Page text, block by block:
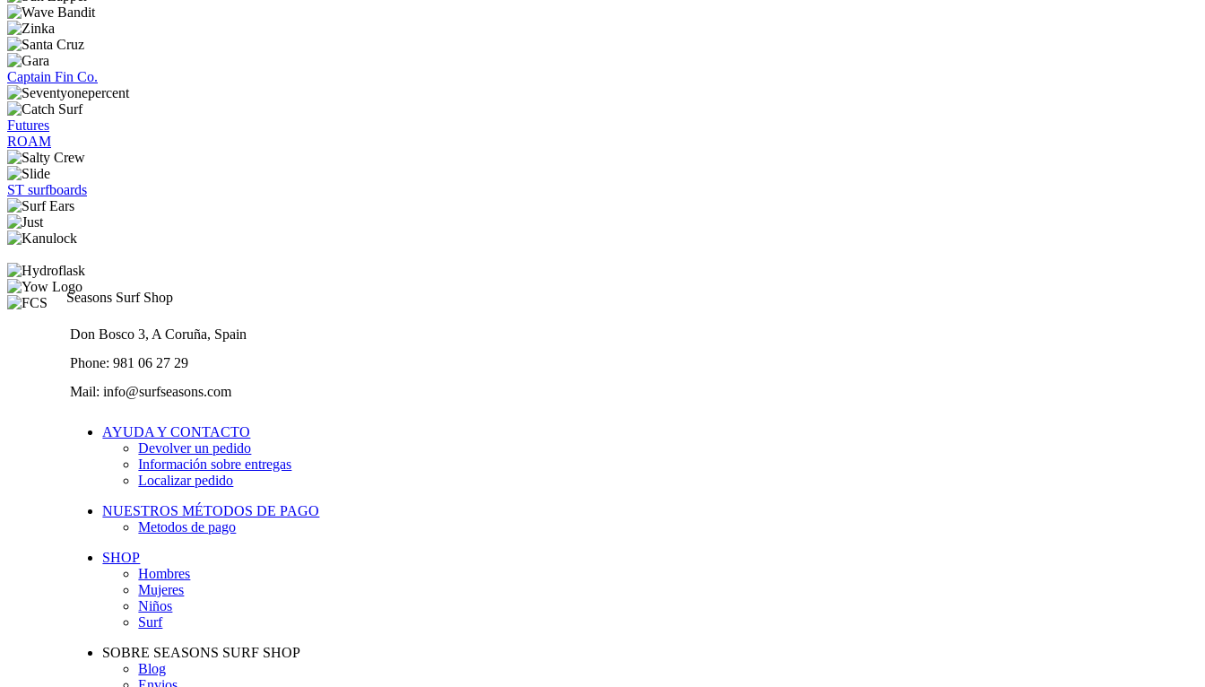
era:
43.00 €.
Captain Fin Co.
Futures
ROAM
ST surfboards
Seasons Surf Shop
Don Bosco 3, A Coruña, Spain
Phone: 981 06 27 29
Mail: info@surfseasons.com
AYUDA Y CONTACTO
Devolver un pedido
Información sobre entregas
Localizar pedido
NUESTROS MÉTODOS DE PAGO
Metodos de pago
SHOP
Hombres
Mujeres
Niños
Surf
SOBRE SEASONS SURF SHOP
Blog